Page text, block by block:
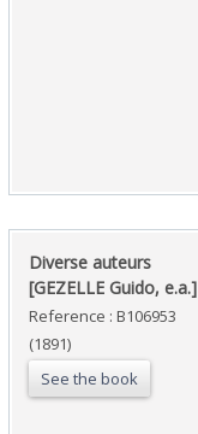
‎Diverse auteurs
[GEZELLE Guido, e.a.]‎
Reference : B106953
(1891)
See the book